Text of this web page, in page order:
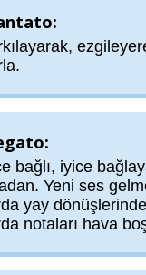
bağlı, iyice
Yeni ses
yay
notaları hava